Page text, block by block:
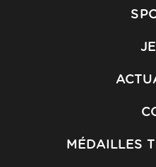
MÉDAILLES